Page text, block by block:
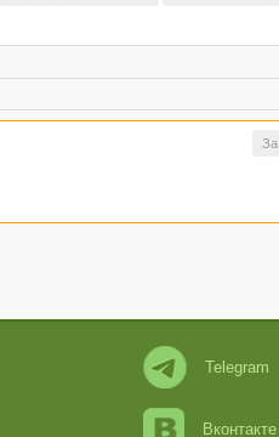
За
Telegram
Вконтакте